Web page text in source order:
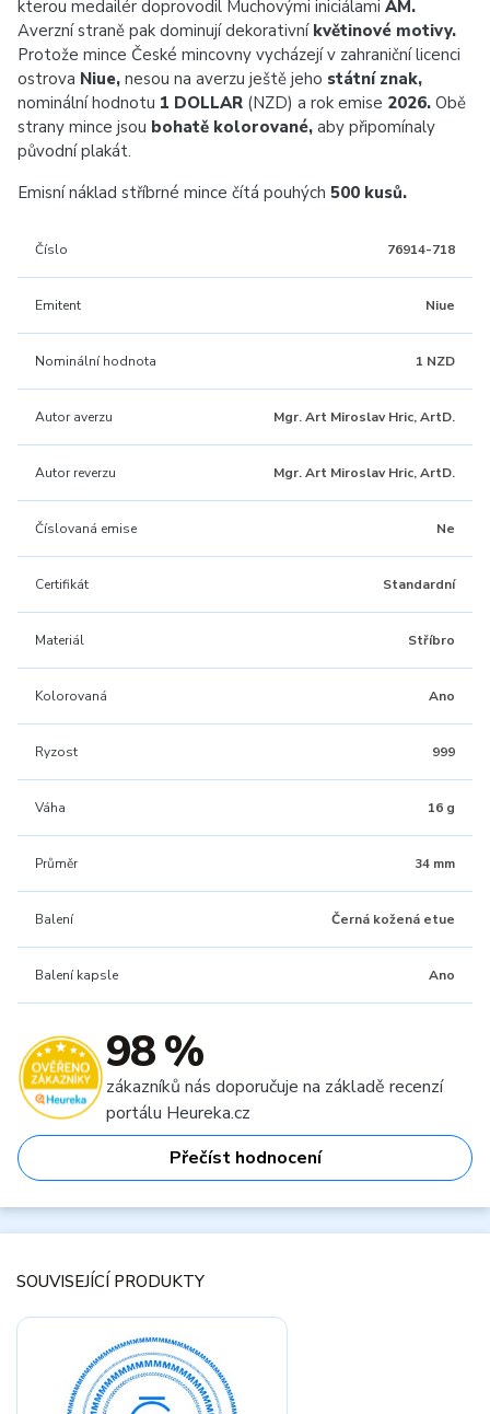
kterou medailér doprovodil Muchovými iniciálami AM.
Averzní straně pak dominují dekorativní květinové motivy.
Protože mince České mincovny vycházejí v zahraniční licenci
ostrova Niue, nesou na averzu ještě jeho státní znak,
nominální hodnotu 1 DOLLAR (NZD) a rok emise 2026. Obě
strany mince jsou bohatě kolorované, aby připomínaly
původní plakát.
Emisní náklad stříbrné mince čítá pouhých 500 kusů.
Číslo 76914-718
Emitent Niue
Nominální hodnota 1 NZD
Autor averzu Mgr. Art Miroslav Hric, ArtD.
Autor reverzu Mgr. Art Miroslav Hric, ArtD.
Číslovaná emise Ne
Certifikát Standardní
Materiál Stříbro
Kolorovaná Ano
Ryzost 999
Váha 16 g
Průměr 34 mm
Balení Černá kožená etue
Balení kapsle Ano
98 %
zákazníků nás doporučuje na základě recenzí
portálu Heureka.cz
Přečíst hodnocení
SOUVISEJÍCÍ PRODUKTY